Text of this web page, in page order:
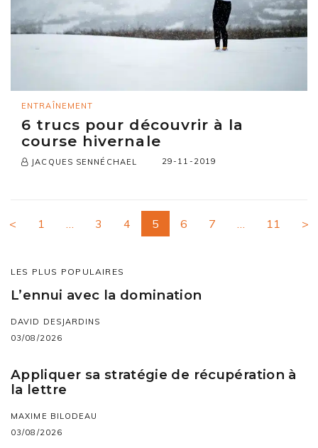
ENTRAÎNEMENT
6 trucs pour découvrir à la
course hivernale
JACQUES SENNÉCHAEL 29-11-2019
< 1 3 4 5 6 7 11 >
LES PLUS POPULAIRES
L’ennui avec la domination
DAVID DESJARDINS
03/08/2026
Appliquer sa stratégie de récupération à
la lettre
MAXIME BILODEAU
03/08/2026